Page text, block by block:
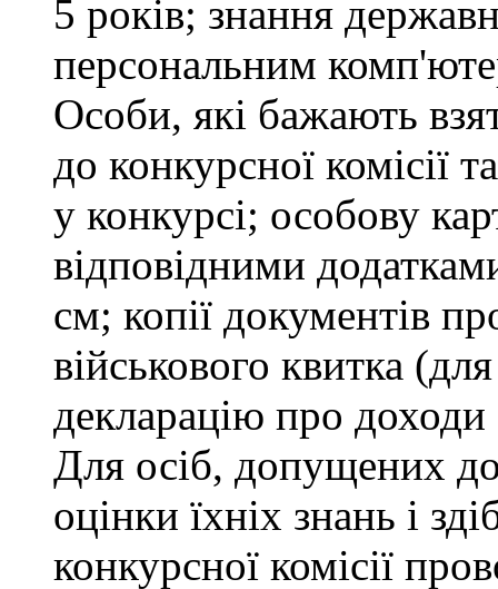
5 років; знання
персональним
Особи, які бажають
до конкурсної комісії
у конкурсі; особову
відповідними
см; копії документів
військового квитка
декларацію про доходи
Для осіб, допущених
оцінки їхніх знань і
конкурсної комісії